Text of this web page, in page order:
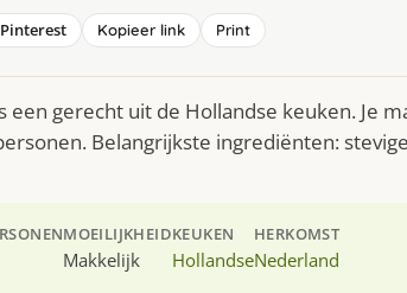
Pinterest Kopieer link Print
gerecht uit de Hollandse keuken. Je
Belangrijkste ingrediënten:
MOEILIJKHEID
Makkelijk
KEUKEN
Hollandse
HERKOMST
Nederland